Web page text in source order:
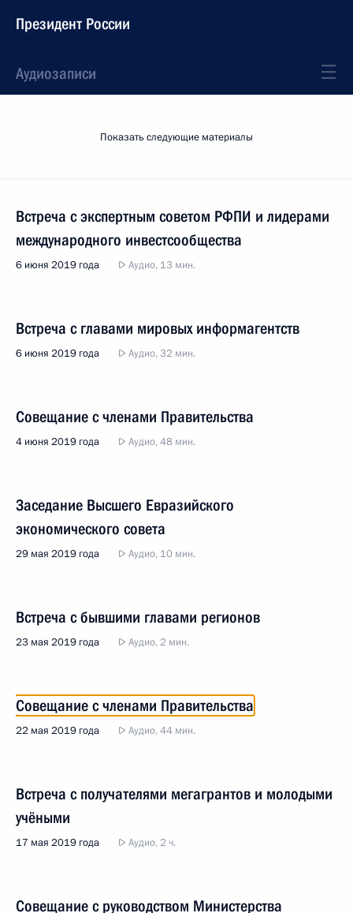
Президент России
Аудиозаписи
Показать следующие материалы
Встреча с экспертным советом РФПИ и лидерами
международного инвестсообщества
6 июня 2019 года Аудио, 13 мин.
Встреча с главами мировых информагентств
6 июня 2019 года Аудио, 32 мин.
Совещание с членами Правительства
4 июня 2019 года Аудио, 48 мин.
Заседание Высшего Евразийского
экономического совета
29 мая 2019 года Аудио, 10 мин.
Встреча с бывшими главами регионов
23 мая 2019 года Аудио, 2 мин.
Совещание с членами Правительства
22 мая 2019 года Аудио, 44 мин.
Встреча с получателями мегагрантов и молодыми
учёными
17 мая 2019 года Аудио, 2 ч.
Совещание с руководством Министерства